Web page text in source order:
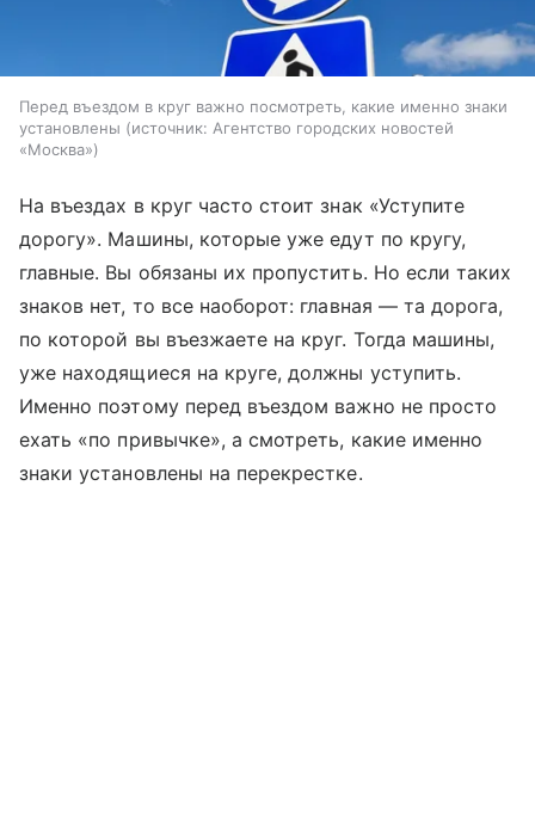
Перед въездом в круг важно посмотреть, какие именно знаки
установлены
источник: Агентство городских новостей
«Москва»
На въездах в круг часто стоит знак «Уступите
дорогу». Машины, которые уже едут по кругу,
главные. Вы обязаны их пропустить. Но если таких
знаков нет, то все наоборот: главная — та дорога,
по которой вы въезжаете на круг. Тогда машины,
уже находящиеся на круге, должны уступить.
Именно поэтому перед въездом важно не просто
ехать «по привычке», а смотреть, какие именно
знаки установлены на перекрестке.